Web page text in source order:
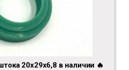
20х29х6,8 в наличии 🔥